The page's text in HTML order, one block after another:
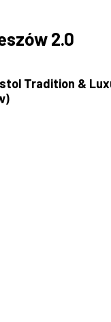
2.0
Tradition &